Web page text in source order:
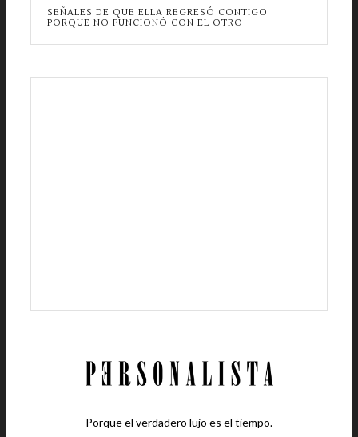
SEÑALES DE QUE ELLA REGRESÓ CONTIGO
PORQUE NO FUNCIONÓ CON EL OTRO
Porque el verdadero lujo es el tiempo.